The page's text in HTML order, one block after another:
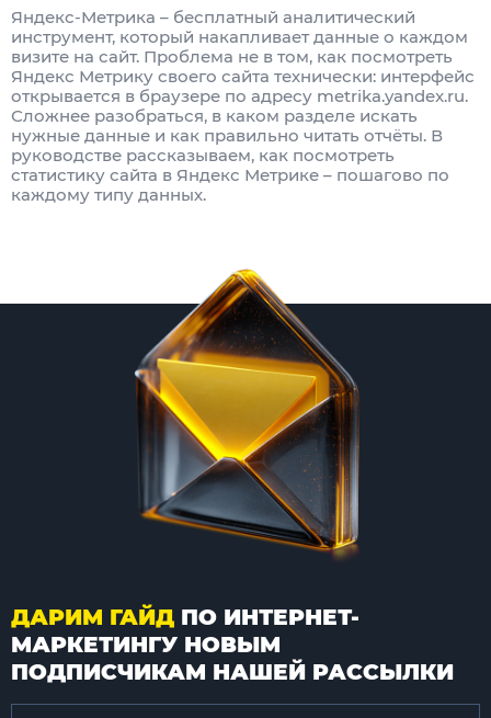
Яндекс-Метрика – бесплатный аналитический
инструмент, который накапливает данные о каждом
визите на сайт. Проблема не в том, как посмотреть
Яндекс Метрику своего сайта технически: интерфейс
открывается в браузере по адресу metrika.yandex.ru.
Сложнее разобраться, в каком разделе искать
нужные данные и как правильно читать отчёты. В
руководстве рассказываем, как посмотреть
статистику сайта в Яндекс Метрике – пошагово по
каждому типу данных.
ДАРИМ ГАЙД ПО ИНТЕРНЕТ-
МАРКЕТИНГУ НОВЫМ
ПОДПИСЧИКАМ НАШЕЙ РАССЫЛКИ